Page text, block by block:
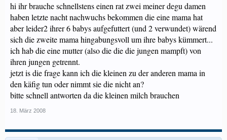
hi ihr brauche schnellstens einen rat zwei meiner degu damen
haben letzte nacht nachwuchs bekommen die eine mama hat
aber leider2 ihrer 6 babys aufgefuttert (und 2 verwundet) wärend
sich die zweite mama hingabungsvoll um ihre babys kümmert...
ich hab die eine mutter (also die die die jungen mampft) von
ihren jungen getrennt.
jetzt is die frage kann ich die kleinen zu der anderen mama in
den käfig tun oder nimmt sie die nicht an?
bitte schnell antworten da die kleinen milch brauchen
18. März 2008